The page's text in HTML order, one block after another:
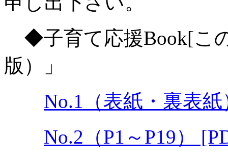
◆子育て応援Book[こ
版）」
No.1（表紙・裏表
No.2（P1～P19）